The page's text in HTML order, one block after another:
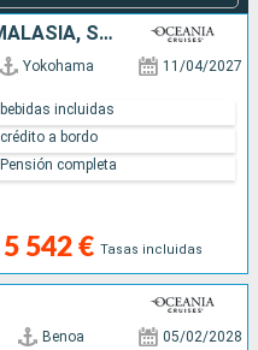
JAPÓN, TAIWÁN, FILIPINAS, MALASIA, SINGAPUR
Yokohama 11/04/2027
5 542 € Tasas incluidas
bebidas incluidas
crédito a bordo
Pensión completa
Benoa 05/02/2028